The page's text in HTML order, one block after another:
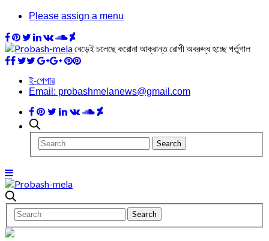
Please assign a menu
বেড়েই চলেছে করোনা আক্রান্ত রোগী অবরুদ্ধ হচ্ছে পর্তুগাল
ই-পেপার
Email: probashmelanews@gmail.com